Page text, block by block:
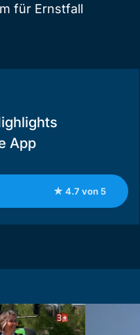
für Ernstfall
App
★ 4.7 von 5